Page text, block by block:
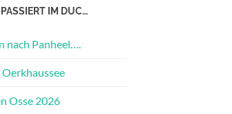
IM DUC…
nach Panheel….
Osse 2026